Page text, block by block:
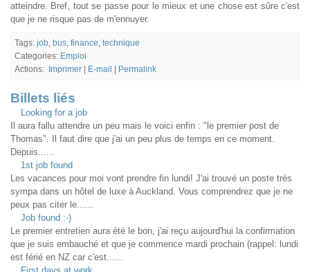
atteindre. Bref, tout se passe pour le mieux et une chose est sûre c'est
que je ne risque pas de m'ennuyer.
Tags: job bus finance technique
Categories: Emploi
Actions:
Imprimer E-mail Permalink
Billets liés
Looking for a job
Il aura fallu attendre un peu mais le voici enfin : "le premier post de
Thomas". Il faut dire que j'ai un peu plus de temps en ce moment.
Depuis......
1st job found
Les vacances pour moi vont prendre fin lundi! J'ai trouvé un poste très
sympa dans un hôtel de luxe à Auckland. Vous comprendrez que je ne
peux pas citer le......
Job found :-)
Le premier entretien aura été le bon, j'ai reçu aujourd'hui la confirmation
que je suis embauché et que je commence mardi prochain (rappel: lundi
est férié en NZ car c'est......